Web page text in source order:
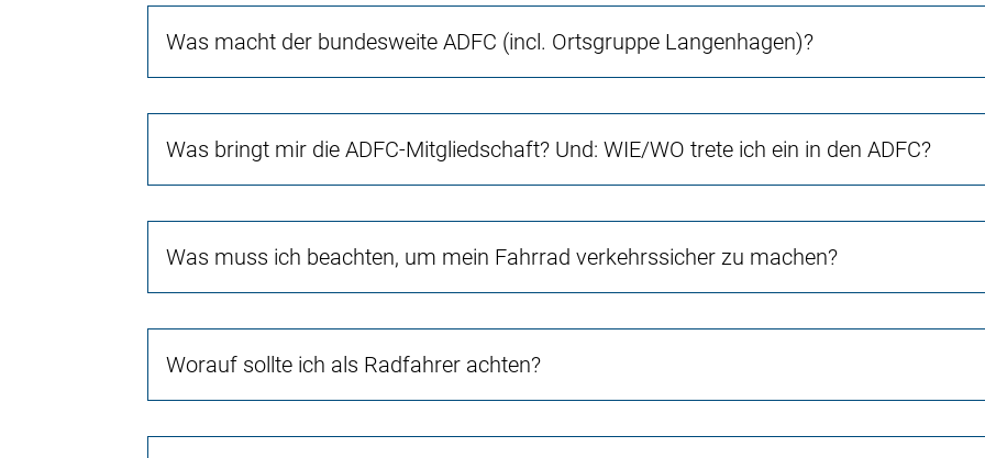
Was macht der bundesweite ADFC (incl. Ortsgruppe Langenhagen)?
Was bringt mir die ADFC-Mitgliedschaft? Und: WIE/WO trete ich ein in den ADFC?
Was muss ich beachten, um mein Fahrrad verkehrssicher zu machen?
Worauf sollte ich als Radfahrer achten?